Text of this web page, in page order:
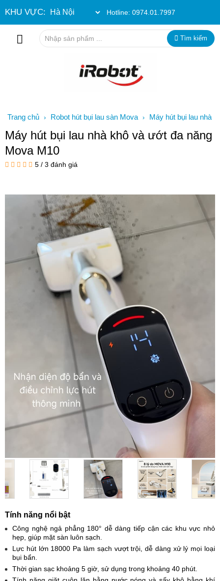
KHU VỰC: Hotline: 0974.01.7997
Tìm kiếm
Trang chủ › Robot hút bụi lau sàn Mova ›
Máy hút bụi lau nhà
Máy hút bụi lau nhà khô và ướt đa năng
Mova M10
5 / 3 đánh giá
Tính năng nổi bật
Công nghệ ngả phẳng 180° dễ dàng tiếp cận các khu vực nhỏ
hẹp, giúp mặt sàn luôn sạch.
Lực hút lớn 18000 Pa làm sạch vượt trội, dễ dàng xử lý mọi loại
bụi bẩn.
Thời gian sạc khoảng 5 giờ, sử dụng trong khoảng 40 phút.